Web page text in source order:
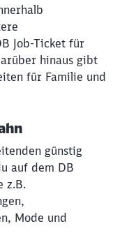
Job-Ticket für
hinaus gibt
für Familie und
günstig
auf dem DB
z.B.
Mode und